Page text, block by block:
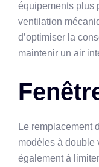
équipements plus
ventilation
d’optimiser la
maintenir un air
Le remplacement
modèles à double
également à